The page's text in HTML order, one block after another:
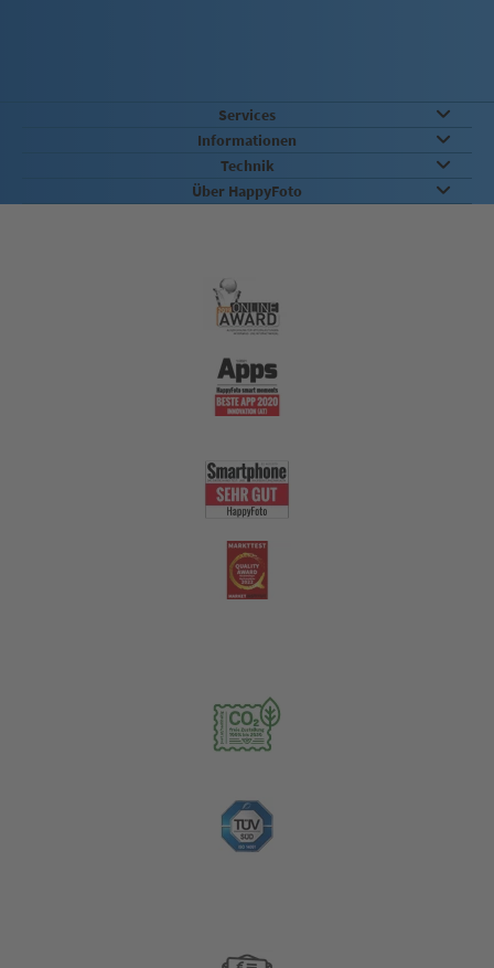
Services
Informationen
Technik
Über HappyFoto